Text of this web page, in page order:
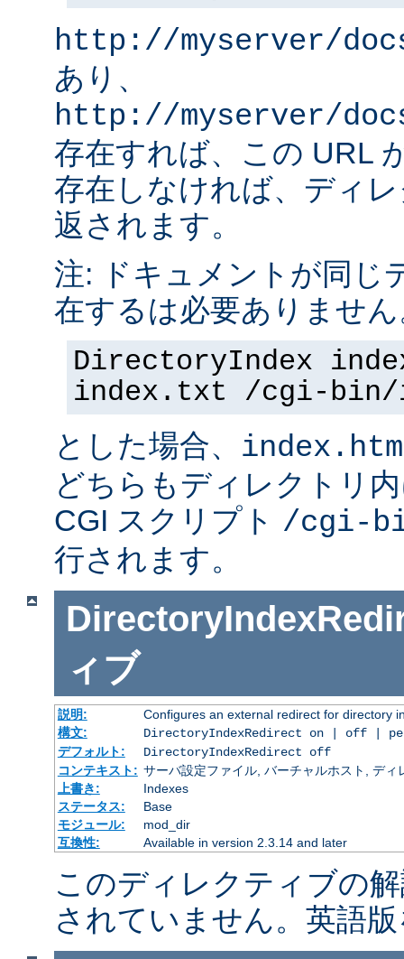
http://myserver/
あり、
http://myserver/
存在すれば、この URL
存在しなければ、ディ
返されます。
注: ドキュメントが同じ
在するは必要ありませ
DirectoryIndex
index.txt /cgi-bin/
とした場合、
どちらもディレクトリ
CGI スクリプト /cgi-
行されます。
ィブ
説明:
Configures an external redirect for directory
構文:
DirectoryIndexRedirect on | off |
デフォルト:
DirectoryIndexRedirect off
コンテキスト: サーバ設定ファイル, バーチャルホスト, ディ
上書き:
Indexes
ステータス:
Base
モジュール:
mod_dir
互換性:
Available in version 2.3.14 and later
このディレクティブの
されていません。英語